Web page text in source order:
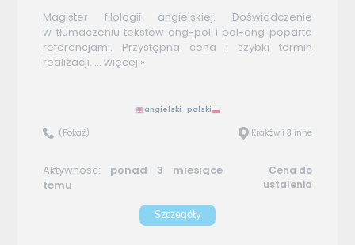
Magister filologii angielskiej. Doświadczenie
w tłumaczeniu tekstów ang-pol i pol-ang poparte
referencjami. Przystępna cena i szybki termin
realizacji. ... więcej »
angielski–polski
(Pokaż) Kraków i 3 inne
Aktywność: ponad 3 miesiące
temu
Cena do
ustalenia
Szczegóły